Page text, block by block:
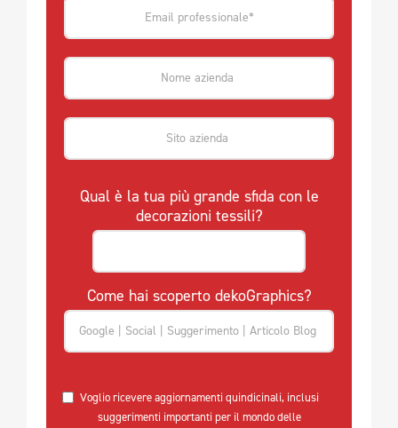
Qual è la tua più grande sfida con le
decorazioni tessili?
Come hai scoperto dekoGraphics?
Voglio ricevere aggiornamenti quindicinali, inclusi
suggerimenti importanti per il mondo delle